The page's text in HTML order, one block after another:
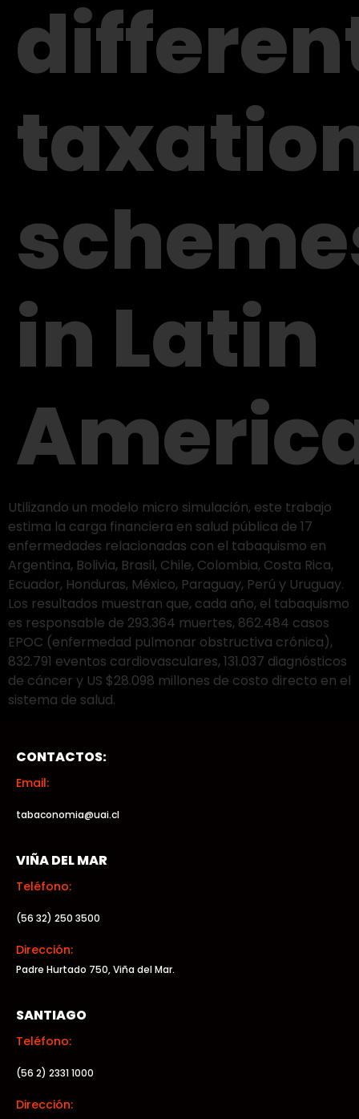
in Latin
Utilizando un modelo micro simulación, este trabajo
estima la carga financiera en salud pública de 17
enfermedades relacionadas con el tabaquismo en
Argentina, Bolivia, Brasil, Chile, Colombia, Costa Rica,
Ecuador, Honduras, México, Paraguay, Perú y Uruguay.
Los resultados muestran que, cada año, el tabaquismo
es responsable de 293.364 muertes, 862.484 casos
EPOC (enfermedad pulmonar obstructiva crónica),
832.791 eventos cardiovasculares, 131.037 diagnósticos
de cáncer y US $28.098 millones de costo directo en el
sistema de salud.
CONTACTOS:
Email:
tabaconomia@uai.cl
VIÑA DEL MAR
Teléfono:
(56 32) 250 3500
Dirección:
Padre Hurtado 750, Viña del Mar.
SANTIAGO
Teléfono:
(56 2) 2331 1000
Dirección: